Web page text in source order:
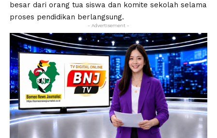
besar dari orang tua siswa dan komite sekolah selama
proses pendidikan berlangsung.
- Advertisement -